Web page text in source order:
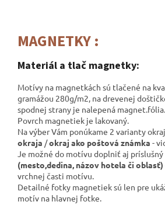
MAGNETKY :
Materiál a tlač magnetky:
Motívy na magnetkách sú tlačené na
gramážou 280g/m2, na drevenej
spodnej strany je nalepená magnet.fólia.
Povrch magnetiek je lakovaný.
Na výber Vám ponúkame 2 varianty
okraja /okraj ako poštová známka -
Je možné do motívu doplniť aj príslušný
(mesto,dedina, názov hotela či oblasť)
vrchnej časti motívu.
Detailné fotky magnetiek sú len pre
motív na hlavnej fotke.